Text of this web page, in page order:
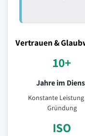
Vertrauen &
10+
Jahre im
Konstante
Gründung
ISO